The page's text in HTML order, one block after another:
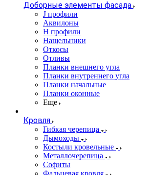
Доборные элементы фасада
J профили
Аквилоны
Н профили
Нащельники
Откосы
Отливы
Планки внешнего угла
Планки внутреннего угла
Планки начальные
Планки оконные
Еще
Кровля
Гибкая черепица
Дымоходы
Костыли кровельные
Металлочерепица
Софиты
Фальцевая кровля